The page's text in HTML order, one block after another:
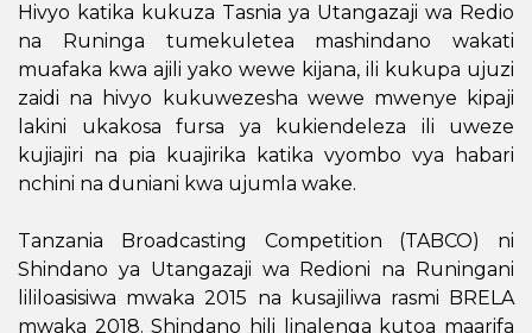
Hivyo katika kukuza Tasnia ya Utangazaji wa Redio
na Runinga tumekuletea mashindano wakati
muafaka kwa ajili yako wewe kijana, ili kukupa ujuzi
zaidi na hivyo kukuwezesha wewe mwenye kipaji
lakini ukakosa fursa ya kukiendeleza ili uweze
kujiajiri na pia kuajirika katika vyombo vya habari
nchini na duniani kwa ujumla wake.
Tanzania Broadcasting Competition (TABCO)
ni
Shindano ya Utangazaji wa Redioni na Runingani
lililoasisiwa mwaka 2015 na kusajiliwa rasmi BRELA
mwaka 2018. Shindano hili linalenga kutoa maarifa